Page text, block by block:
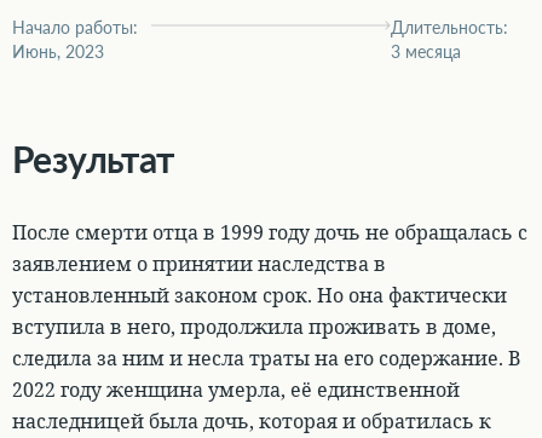
Начало работы:
Июнь, 2023
Длительность:
3 месяца
Результат
После смерти отца в 1999 году дочь не обращалась с
заявлением о принятии наследства в
установленный законом срок. Но она фактически
вступила в него, продолжила проживать в доме,
следила за ним и несла траты на его содержание. В
2022 году женщина умерла, её единственной
наследницей была дочь, которая и обратилась к